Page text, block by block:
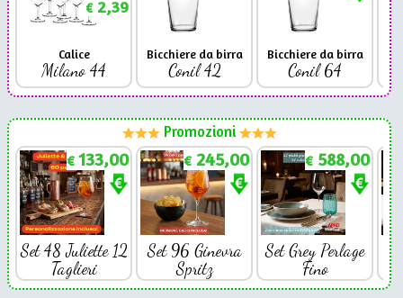
€2,39
Calice
Milano 44
Bicchiere da birra
Conil 42
Bicchiere da birra
Conil 64
Promozioni
€ 133,00
Set 48 Juliette 12
Taglieri
€ 245,00
Set 96 Ginevra
Spritz
€ 588,00
Set Grey Perlage
Fino